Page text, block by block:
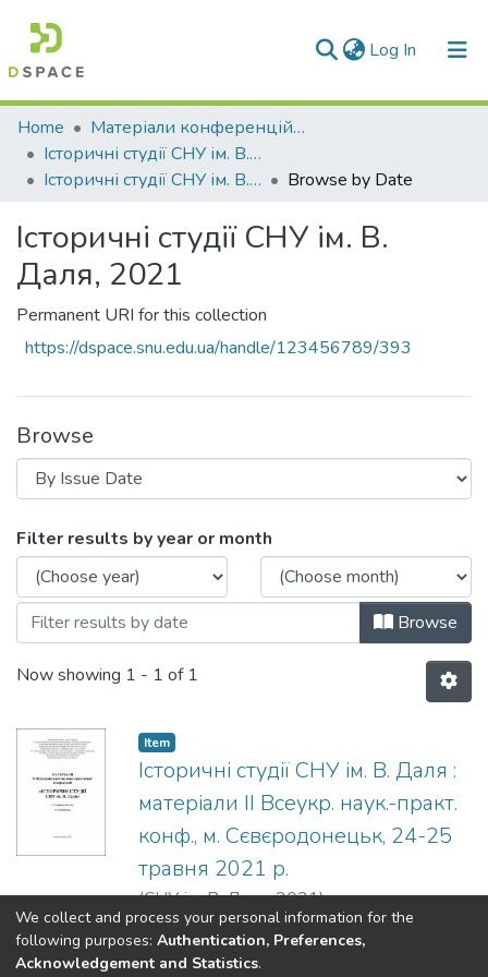
Log In (current)
Communities & Collections
All of DSpace
Home
Матеріали конференцій та семінарів
Історичні студії СНУ ім. В. Даля
Історичні студії СНУ ім. В. Даля, 2021
Browse by Date
Історичні студії СНУ ім. В.
Даля, 2021
Permanent URI for this collection
https://dspace.snu.edu.ua/handle/123456789/393
Browse
Browsing Історичні студії СНУ ім. В.
Filter results by year or month
Browse
Now showing 1 - 1 of 1
Item
Історичні студії СНУ ім. В. Даля :
матеріали ІІ Всеукр. наук.-практ.
конф., м. Сєвєродонецьк, 24-25
травня 2021 р.
(СНУ ім. В. Даля,2021)
We collect and process your personal information for the
following purposes: Authentication, Preferences,
Acknowledgement and Statistics.